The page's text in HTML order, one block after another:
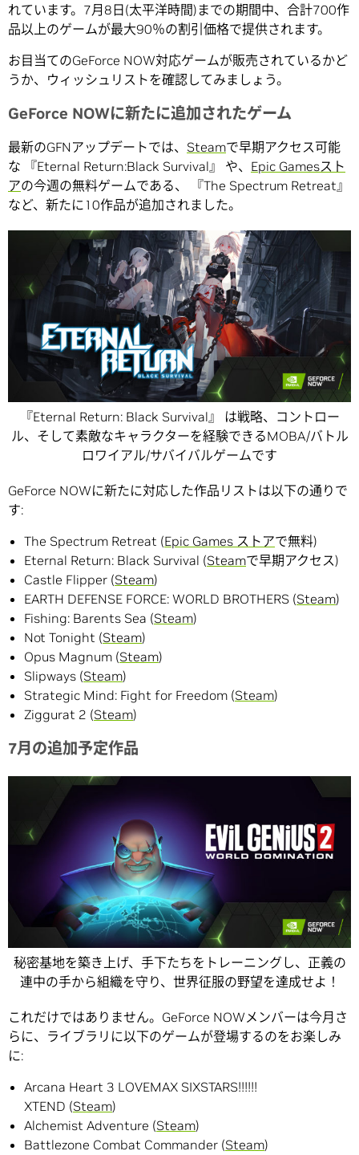
れています。7月8日(太平洋時間)までの期間中、合計700作
品以上のゲームが最大90％の割引価格で提供されます。
お目当てのGeForce NOW対応ゲームが販売されているかど
うか、ウィッシュリストを確認してみましょう。
GeForce NOWに新たに追加されたゲーム
最新のGFNアップデートでは、 Steamで早期アクセス可能
な 『Eternal Return:Black Survival』 や、 Epic Gamesスト
アの今週の無料ゲームである、 『The Spectrum Retreat』
など、新たに10作品が追加されました。
『Eternal Return: Black Survival』 は戦略、コントロー
ル、そして素敵なキャラクターを経験できるMOBA/バトル
ロワイアル/サバイバルゲームです
GeForce NOWに新たに対応した作品リストは以下の通りで
す:
The Spectrum Retreat (Epic Games ストアで無料)
Eternal Return: Black Survival (Steamで早期アクセス)
Castle Flipper (Steam)
EARTH DEFENSE FORCE: WORLD BROTHERS (Steam)
Fishing: Barents Sea (Steam)
Not Tonight (Steam)
Opus Magnum (Steam)
Slipways (Steam)
Strategic Mind: Fight for Freedom (Steam)
Ziggurat 2 (Steam)
7月の追加予定作品
秘密基地を築き上げ、手下たちをトレーニングし、正義の
連中の手から組織を守り、世界征服の野望を達成せよ！
これだけではありません。GeForce NOWメンバーは今月さ
らに、ライブラリに以下のゲームが登場するのをお楽しみ
に:
Arcana Heart 3 LOVEMAX SIXSTARS!!!!!!
XTEND (Steam)
Alchemist Adventure (Steam)
Battlezone Combat Commander (Steam)